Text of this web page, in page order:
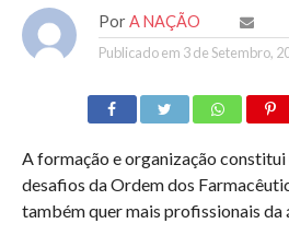
Por A NAÇÃO
Publicado em 3 de Setembro,
A formação e organização constitui
desafios da Ordem dos
também quer mais profissionais da